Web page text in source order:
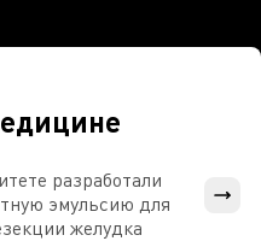
разработали
эмульсию для
желудка